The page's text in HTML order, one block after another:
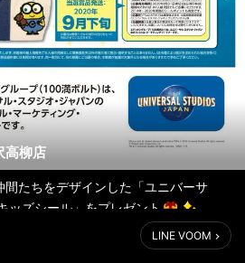
高柳店
間たちをデザインした「ユニバーサ
ッズシール」をプレゼント
顧いただきありがとうございます
LINE VOOM